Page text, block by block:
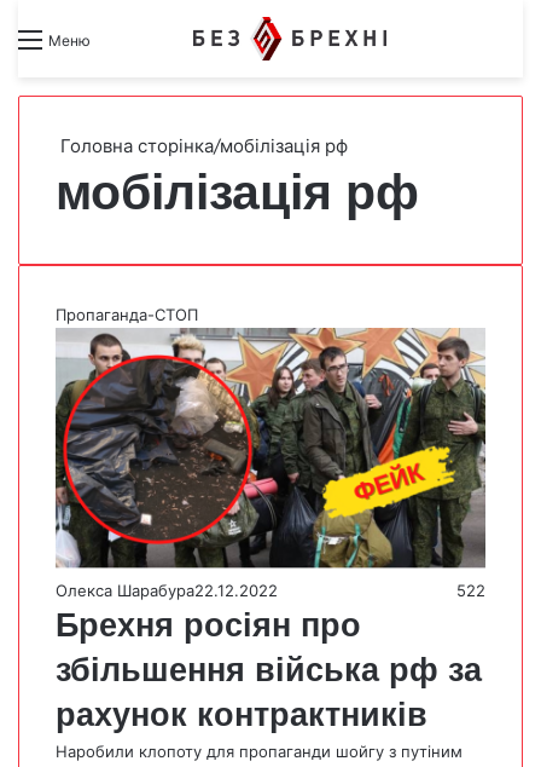
Меню Search forSwitch skin
Головна сторінка/мобілізація рф
мобілізація рф
Пропаганда-СТОП
Олекса Шарабура22.12.2022 522
Брехня росіян про
збільшення війська рф за
рахунок контрактників
Наробили клопоту для пропаганди шойгу з путіним